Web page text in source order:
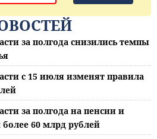
за полгода снизились темпы
с 15 июля изменят правила
за полгода на пенсии и
60 млрд рублей